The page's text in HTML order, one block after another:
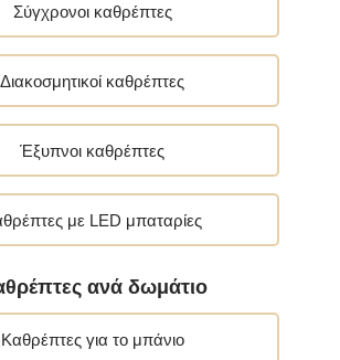
Σύγχρονοι καθρέπτες
Διακοσμητικοί καθρέπτες
Έξυπνοι καθρέπτες
με LED μπαταρίες
ανά δωμάτιο
Καθρέπτες για το μπάνιο